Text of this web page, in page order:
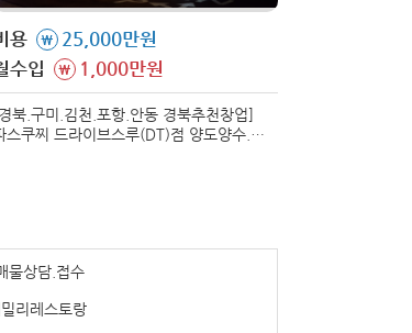
용 \
25,000만원
수입
\ 1,000만원
북.구미.김천.포항.안동 경북추천창업]
스쿠찌 드라이브스루(DT)점 양도양수.
물상담.접수
리레스토랑